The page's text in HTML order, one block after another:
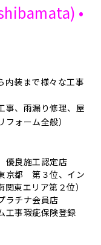
•
内装まで様々な工事
事、雨漏り修理、屋
ォーム全般）
良施工認定店
京都 第３位、イン
東エリア第２位）
ラチナ会員店
工事瑕疵保険登録